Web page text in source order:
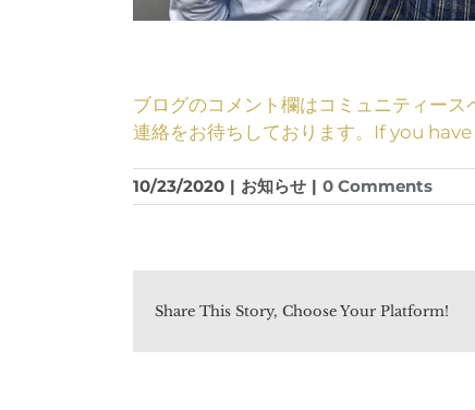
ブログのコメント欄はコミュニティー
連絡をお待ちしております。If you
10/23/2020 | お知らせ | 0 Comments
Share This Story, Choose Your Platform!